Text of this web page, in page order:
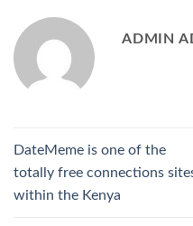
ADMIN
DateMeme is one of the
totally free connections
within the Kenya